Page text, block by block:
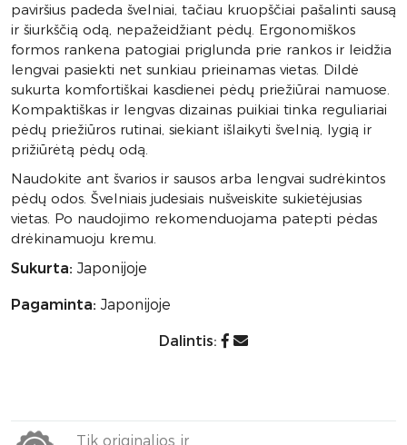
paviršius padeda švelniai, tačiau kruopščiai pašalinti sausą
ir šiurkščią odą, nepažeidžiant pėdų. Ergonomiškos
formos rankena patogiai priglunda prie rankos ir leidžia
lengvai pasiekti net sunkiau prieinamas vietas. Dildė
sukurta komfortiškai kasdienei pėdų priežiūrai namuose.
Kompaktiškas ir lengvas dizainas puikiai tinka reguliariai
pėdų priežiūros rutinai, siekiant išlaikyti švelnią, lygią ir
prižiūrėtą pėdų odą.
Naudokite ant švarios ir sausos arba lengvai sudrėkintos
pėdų odos. Švelniais judesiais nušveiskite sukietėjusias
vietas. Po naudojimo rekomenduojama patepti pėdas
drėkinamuoju kremu.
Sukurta: Japonijoje
Pagaminta: Japonijoje
Dalintis:
Tik originalios ir